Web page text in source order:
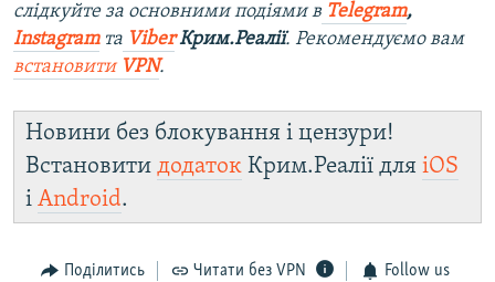
слідкуйте за основними подіями в Telegram,
Instagram та Viber Крим.Реалії. Рекомендуємо вам
встановити VPN.
Новини без блокування і цензури!
Встановити додаток Крим.Реалії для iOS
і Android.
Поділитись Читати без VPN Follow us